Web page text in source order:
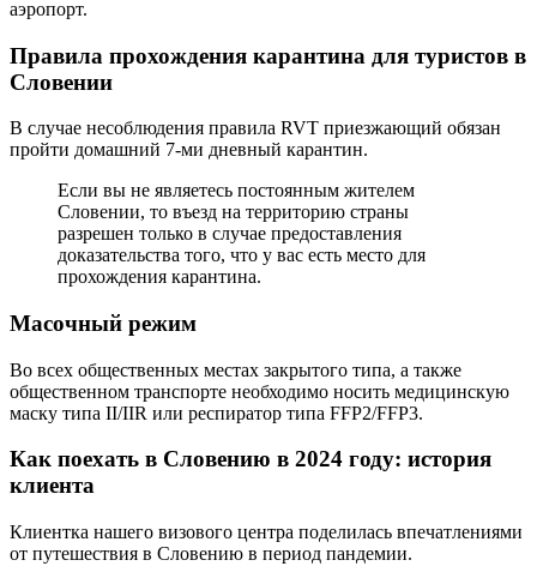
аэропорт.
Правила прохождения карантина для туристов в
Словении
В случае несоблюдения правила RVT приезжающий обязан
пройти домашний 7-ми дневный карантин.
Если вы не являетесь постоянным жителем
Словении, то въезд на территорию страны
разрешен только в случае предоставления
доказательства того, что у вас есть место для
прохождения карантина.
Масочный режим
Во всех общественных местах закрытого типа, а также
общественном транспорте необходимо носить медицинскую
маску типа II/IIR или респиратор типа FFP2/FFP3.
Как поехать в Словению в 2024 году: история
клиента
Клиентка нашего визового центра поделилась впечатлениями
от путешествия в Словению в период пандемии.